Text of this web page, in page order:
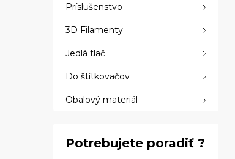
Príslušenstvo
3D Filamenty
Jedlá tlač
Do štítkovačov
Obalový materiál
Potrebujete poradiť ?